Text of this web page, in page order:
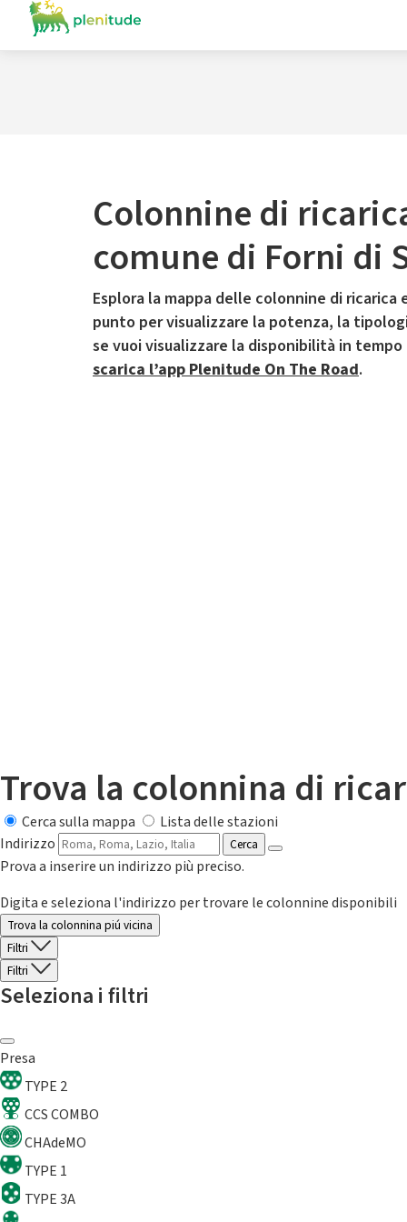
Colonnine di
comune di Forni di
Esplora la mappa delle colonnine di ricarica
punto per visualizzare la potenza, la
se vuoi visualizzare la disponibilità in
scarica l’app Plenitude On The Road.
Trova la colonnina di
Cerca sulla mappa
Lista delle stazioni
Indirizzo
Cerca
Prova a inserire un indirizzo più preciso.
Digita e seleziona l'indirizzo per trovare le colonnine disponibili
Trova la colonnina piú vicina
Filtri
Filtri
Seleziona i filtri
Presa
TYPE 2
CCS COMBO
CHAdeMO
TYPE 1
TYPE 3A